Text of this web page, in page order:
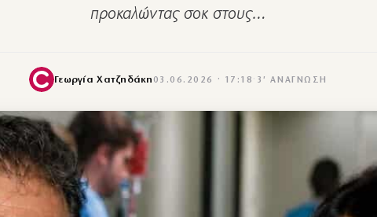
προκαλώντας σοκ στους…
Γεωργία Χατζηδάκη03.06.2026 · 17:18 · 3′ ΑΝΆΓΝΩΣΗ